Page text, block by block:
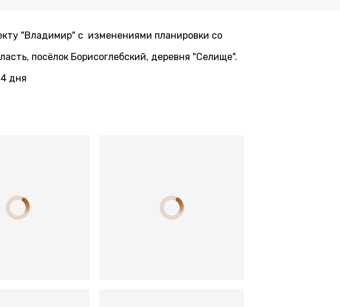
"Владимир" с изменениями планировки со
посёлок Борисоглебский, деревня "Селище".
дня